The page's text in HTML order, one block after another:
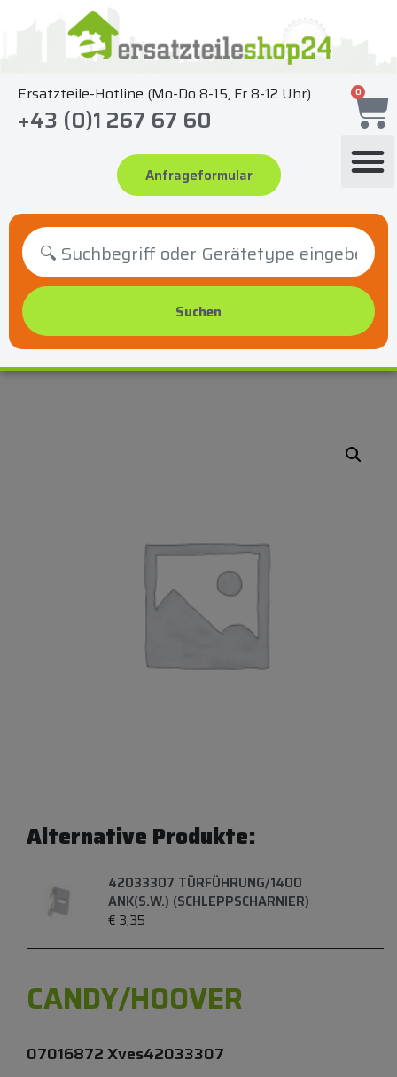
springen
Ersatzteile-Hotline (Mo-Do 8-15, Fr 8-12 Uhr)
+43 (0)1 267 67 60
Anfrageformular
0
Alternative Produkte:
42033307 TÜRFÜHRUNG/1400
ANK(S.W.) (SCHLEPPSCHARNIER)
€ 3,35
CANDY/HOOVER
07016872 Xves42033307